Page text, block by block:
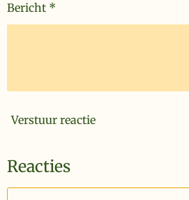
Bericht *
Verstuur reactie
Reacties